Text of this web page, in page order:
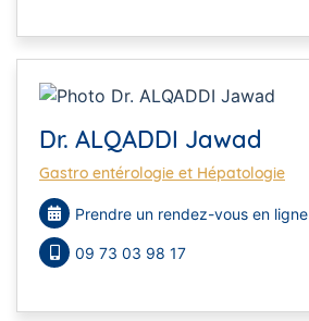
Dr. ALQADDI Jawad
Gastro entérologie et Hépatologie
Prendre un rendez-vous en ligne
09 73 03 98 17